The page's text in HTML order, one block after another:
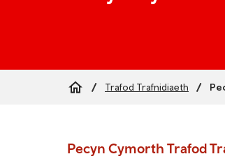
Trafod Trafnidiaeth
Pecyn Cymorth Trafod